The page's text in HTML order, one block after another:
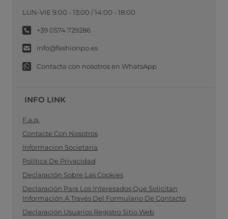
LUN-VIE 9:00 - 13:00 / 14:00 - 18:00
+39 0574 729286
info@fashionpo.es
Contacta con nosotros en WhatsApp
INFO LINK
F.a.q.
Contacte Con Nosotros
Informacion Societaria
Política De Privacidad
Declaración Sobre Las Cookies
Declaración Para Los Interesados Que Solicitan
Información A Través Del Formulario De Contacto
Declaración Usuarios Registro Sitio Web